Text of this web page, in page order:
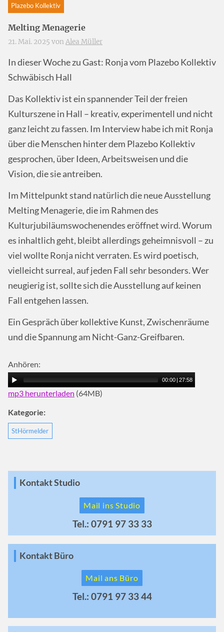
Plazebo Kollektiv
Melting Menagerie
21. Mai. 2025 von Alea Müller
In dieser Woche zu Gast: Ronja vom Plazebo Kollektiv
Schwäbisch Hall
Das Kollektiv ist ein spannender Teil der freien
Kulturszene in Hall – kreativ, experimentell und nicht
ganz leicht zu fassen. Im Interview habe ich mit Ronja
über die Menschen hinter dem Plazebo Kollektiv
gesprochen, über Ideen, Arbeitsweisen und die
Vision, die sie antreiben.
Im Mittelpunkt stand natürlich die neue Ausstellung
Melting Menagerie, die im Rahmen des
Kulturjubiläumswochenendes eröffnet wird. Worum
es inhaltlich geht, bleibt allerdings geheimnisvoll – zu
viel wollte Ronja nicht verraten. Es wird poetisch,
vielleicht surreal, auf jeden Fall sehr besonders. Wer
neugierig ist, sollte sich die Ausstellung auf keinen
Fall entgehen lassen.
Ein Gespräch über kollektive Kunst, Zwischenräume
und die Spannung am Nicht-Ganz-Greifbaren.
Anhören:
00:00 | 27:58
mp3 herunterladen (64MB)
Kategorie:
StHörmelder
Kontakt Studio
Mail ins Studio
Tel.: 0791 97 33 33
Kontakt Büro
Mail ans Büro
Tel.: 0791 97 33 44